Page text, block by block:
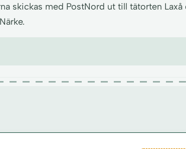
skickas med PostNord ut till tätorten